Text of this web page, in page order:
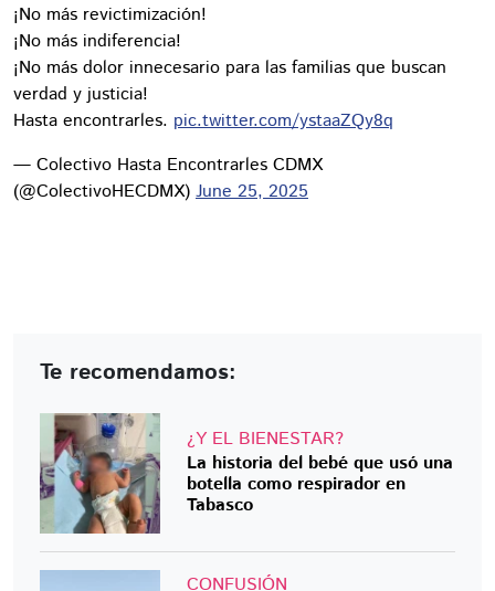
¡No más revictimización!
¡No más indiferencia!
¡No más dolor innecesario para las familias que buscan
verdad y justicia!
Hasta encontrarles. pic.twitter.com/ystaaZQy8q
— Colectivo Hasta Encontrarles CDMX
(@ColectivoHECDMX) June 25, 2025
Te recomendamos:
¿Y EL BIENESTAR?
La historia del bebé que usó una
botella como respirador en
Tabasco
CONFUSIÓN